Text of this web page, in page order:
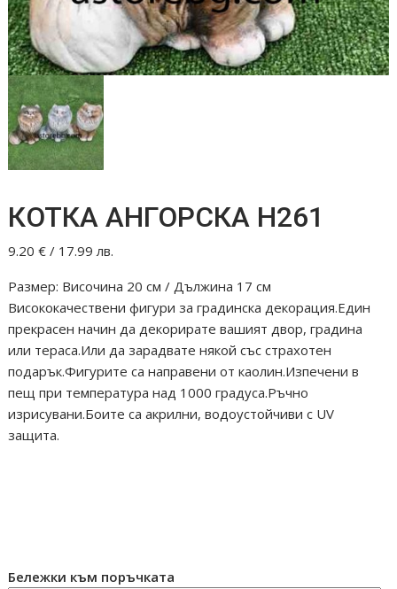
КОТКА АНГОРСКА Н261
9.20€ / 17.99 лв.
Размер: Височина 20 см / Дължина 17 см
Висококачествени фигури за градинска декорация.Един
прекрасен начин да декорирате вашият двор, градина
или тераса.Или да зарадвате някой със страхотен
подарък.Фигурите са направени от каолин.Изпечени в
пещ при температура над 1000 градуса.Ръчно
изрисувани.Боите са акрилни, водоустойчиви с UV
защита.
Бележки към поръчката